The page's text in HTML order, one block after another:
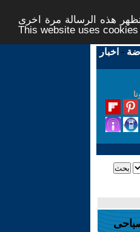
هذه الرسالة مرة اخرى -
This website uses
- اخبار